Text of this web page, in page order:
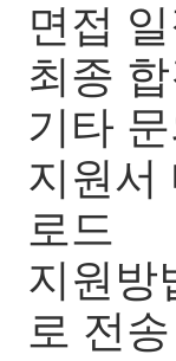
면접
최종
기타
지원서
로드
지원방
로 전송